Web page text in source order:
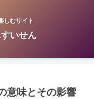
しむサイト
いせん
意味とその影響